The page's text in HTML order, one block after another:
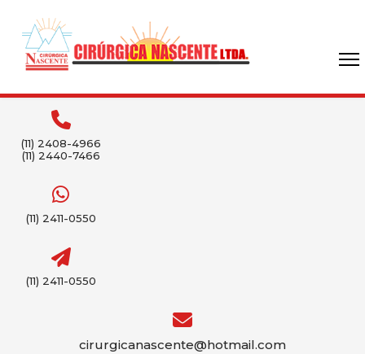
(11) 2408-4966
(11) 2440-7466
(11) 2411-0550
(11) 2411-0550
cirurgicanascente@hotmail.com